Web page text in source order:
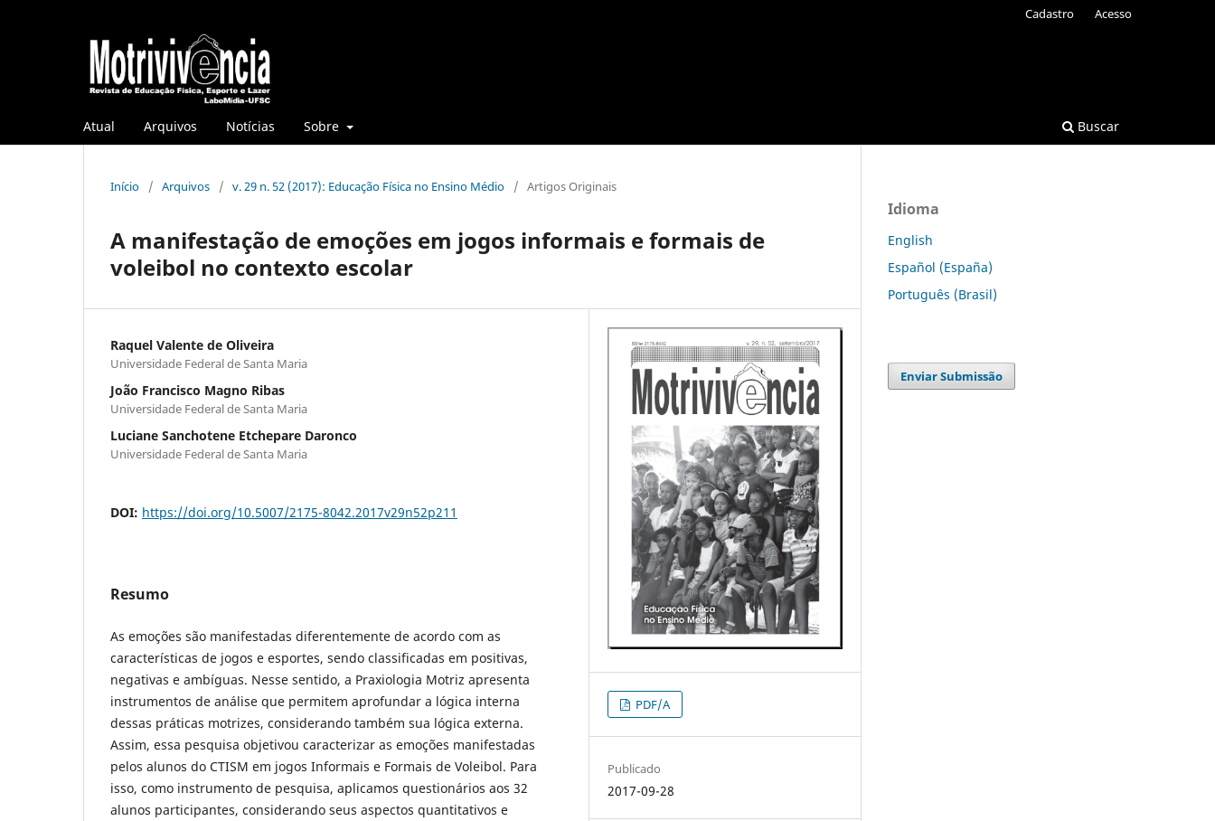
Atual Arquivos Notícias Sobre Buscar
Cadastro Acesso
Início / Arquivos / v. 29 n. 52 (2017): Educação Física no Ensino Médio / Artigos Originais
A manifestação de emoções em jogos informais e formais de
voleibol no contexto escolar
Raquel Valente de Oliveira
Universidade Federal de Santa Maria
João Francisco Magno Ribas
Universidade Federal de Santa Maria
Luciane Sanchotene Etchepare Daronco
Universidade Federal de Santa Maria
DOI: https://doi.org/10.5007/2175-8042.2017v29n52p211
Resumo
As emoções são manifestadas diferentemente de acordo com as
características de jogos e esportes, sendo classificadas em positivas,
negativas e ambíguas. Nesse sentido, a Praxiologia Motriz apresenta
instrumentos de análise que permitem aprofundar a lógica interna
dessas práticas motrizes, considerando também sua lógica externa.
Assim, essa pesquisa objetivou caracterizar as emoções manifestadas
pelos alunos do CTISM em jogos Informais e Formais de Voleibol. Para
isso, como instrumento de pesquisa, aplicamos questionários aos 32
alunos participantes, considerando seus aspectos quantitativos e
PDF/A
Publicado
2017-09-28
Idioma
English
Español (España)
Português (Brasil)
Enviar Submissão